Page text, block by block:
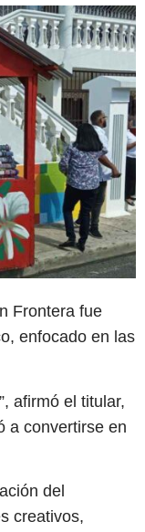
Frontera fue
enfocado en las
afirmó el titular,
a convertirse en
del
creativos,